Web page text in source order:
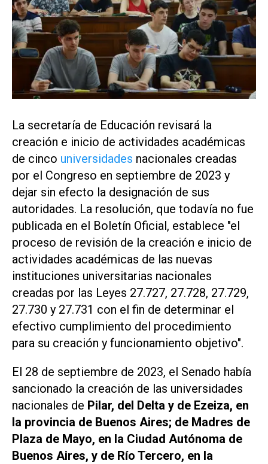
La secretaría de Educación revisará la
creación e inicio de actividades académicas
de cinco universidades nacionales creadas
por el Congreso en septiembre de 2023 y
dejar sin efecto la designación de sus
autoridades. La resolución, que todavía no fue
publicada en el Boletín Oficial, establece "el
proceso de revisión de la creación e inicio de
actividades académicas de las nuevas
instituciones universitarias nacionales
creadas por las Leyes 27.727, 27.728, 27.729,
27.730 y 27.731 con el fin de determinar el
efectivo cumplimiento del procedimiento
para su creación y funcionamiento objetivo".
El 28 de septiembre de 2023, el Senado había
sancionado la creación de las universidades
nacionales de Pilar, del Delta y de Ezeiza, en
la provincia de Buenos Aires; de Madres de
Plaza de Mayo, en la Ciudad Autónoma de
Buenos Aires, y de Río Tercero, en la